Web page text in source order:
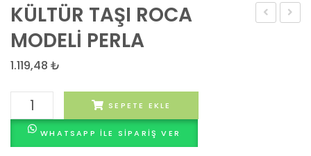
KÜLTÜR TAŞI ROCA
MODELİ PERLA
1.119,48 ₺
KÜLTÜR
TAŞI
ROCA
SEPETE EKLE
WHATSAPP ILE SIPARIŞ VER